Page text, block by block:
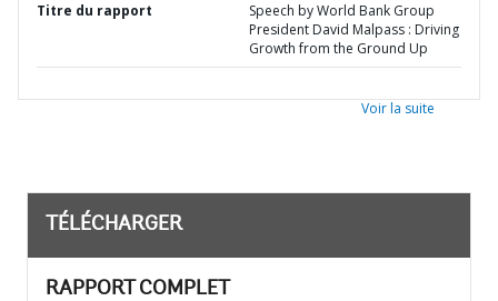
Titre du rapport
Speech by World Bank Group
President David Malpass : Driving
Growth from the Ground Up
Voir la suite
TÉLÉCHARGER
RAPPORT COMPLET